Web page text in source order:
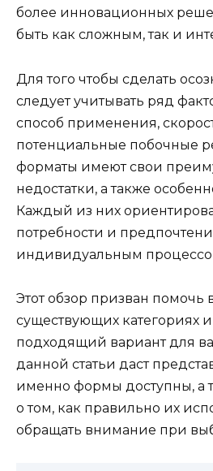
более инновационных
быть как сложным, так и
Для того чтобы сделать
следует учитывать ряд
способ применения,
потенциальные побочные
форматы имеют свои
недостатки, а также
Каждый из них
потребности и
индивидуальным
Этот обзор призван помочь
существующих категориях
подходящий вариант для
данной статьи даст
именно формы доступны, а
о том, как правильно их
обращать внимание при